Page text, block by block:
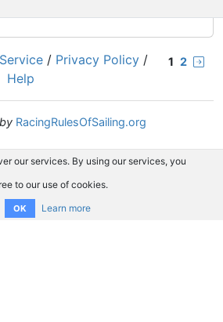
1 2
/ Privacy Policy /
Help
RacingRulesOfSailing.org
our services. By using our services, you
to our use of cookies.
OK Learn more